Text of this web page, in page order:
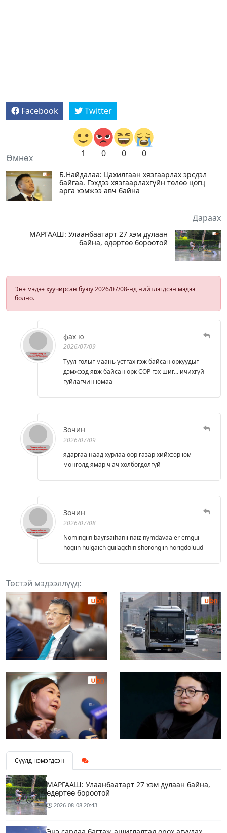
Facebook Twitter
1 0 0 0
Өмнөх
Б.Найдалаа: Цахилгаан хязгаарлах эрсдэл
байгаа. Гэхдээ хязгаарлахгүйн төлөө цогц
арга хэмжээ авч байна
Дараах
МАРГААШ: Улаанбаатарт 27 хэм дулаан
байна, өдөртөө бороотой
Энэ мэдээ хуучирсан буюу 2026/07/08-нд нийтлэгдсэн мэдээ
болно.
фах ю
2026/07/09
Туул голыг маань устгах гэж байсан оркуудыг
дэмжээд явж байсан орк СОР гэх шиг... ичихгүй
гуйлагчин юмаа
Зочин
2026/07/09
ядаргаа наад хурлаа өөр газар хийхээр юм
монголд ямар ч ач холбогдолгүй
Зочин
2026/07/08
Nomingiin bayrsaihanii naiz nymdavaa er emgui
hogiin hulgaich guilagchin shorongiin horigdoluud
Төстэй мэдээллүүд:
Сүүлд нэмэгдсэн
МАРГААШ: Улаанбаатарт 27 хэм дулаан байна,
өдөртөө бороотой
2026-08-08 20:43